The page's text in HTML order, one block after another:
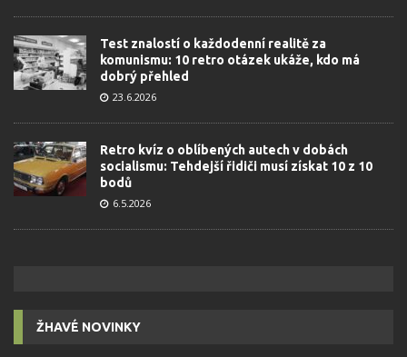
Test znalostí o každodenní realitě za
komunismu: 10 retro otázek ukáže, kdo má
dobrý přehled
23.6.2026
Retro kvíz o oblíbených autech v dobách
socialismu: Tehdejší řidiči musí získat 10 z 10
bodů
6.5.2026
ŽHAVÉ NOVINKY